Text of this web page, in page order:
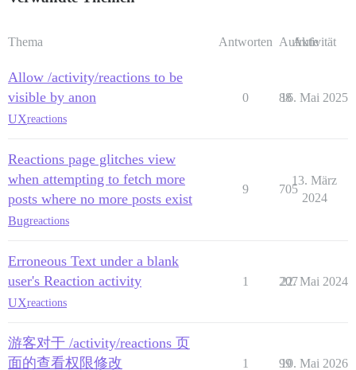
Thema Antworten Aufrufe
Aktivität
Allow /activity/reactions to be
visible by anon
UXreactions
0 88
16. Mai 2025
Reactions page glitches view
when attempting to fetch more
posts where no more posts exist
Bugreactions
9 705
13. März
2024
Erroneous Text under a blank
user's Reaction activity
UXreactions
1 207
22. Mai 2024
游客对于 /activity/reactions 页
面的查看权限修改
1 99
10. Mai 2026